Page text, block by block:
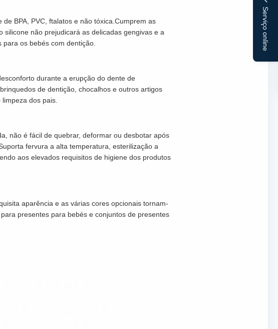
Serviço online
BPA, PVC, ftalatos e não tóxica.Cumprem as
silicone não prejudicará as delicadas gengivas e a
os bebés com dentição.
durante a erupção do dente de
de dentição, chocalhos e outros artigos
dos pais.
não é fácil de quebrar, deformar ou desbotar após
fervura a alta temperatura, esterilização a
aos elevados requisitos de higiene dos produtos
aparência e as várias cores opcionais tornam-
presentes para bebés e conjuntos de presentes